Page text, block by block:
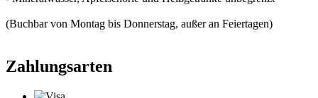
(Buchbar von Montag bis Donnerstag, außer an Feiertagen)
Zahlungsarten